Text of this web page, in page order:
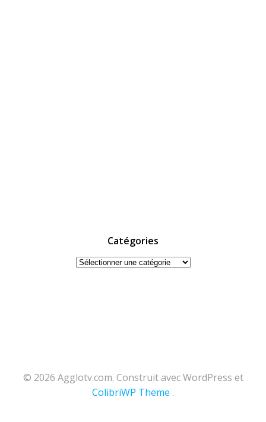
Catégories
Catégories
© 2026 Agglotv.com. Construit avec WordPress et
ColibriWP Theme .